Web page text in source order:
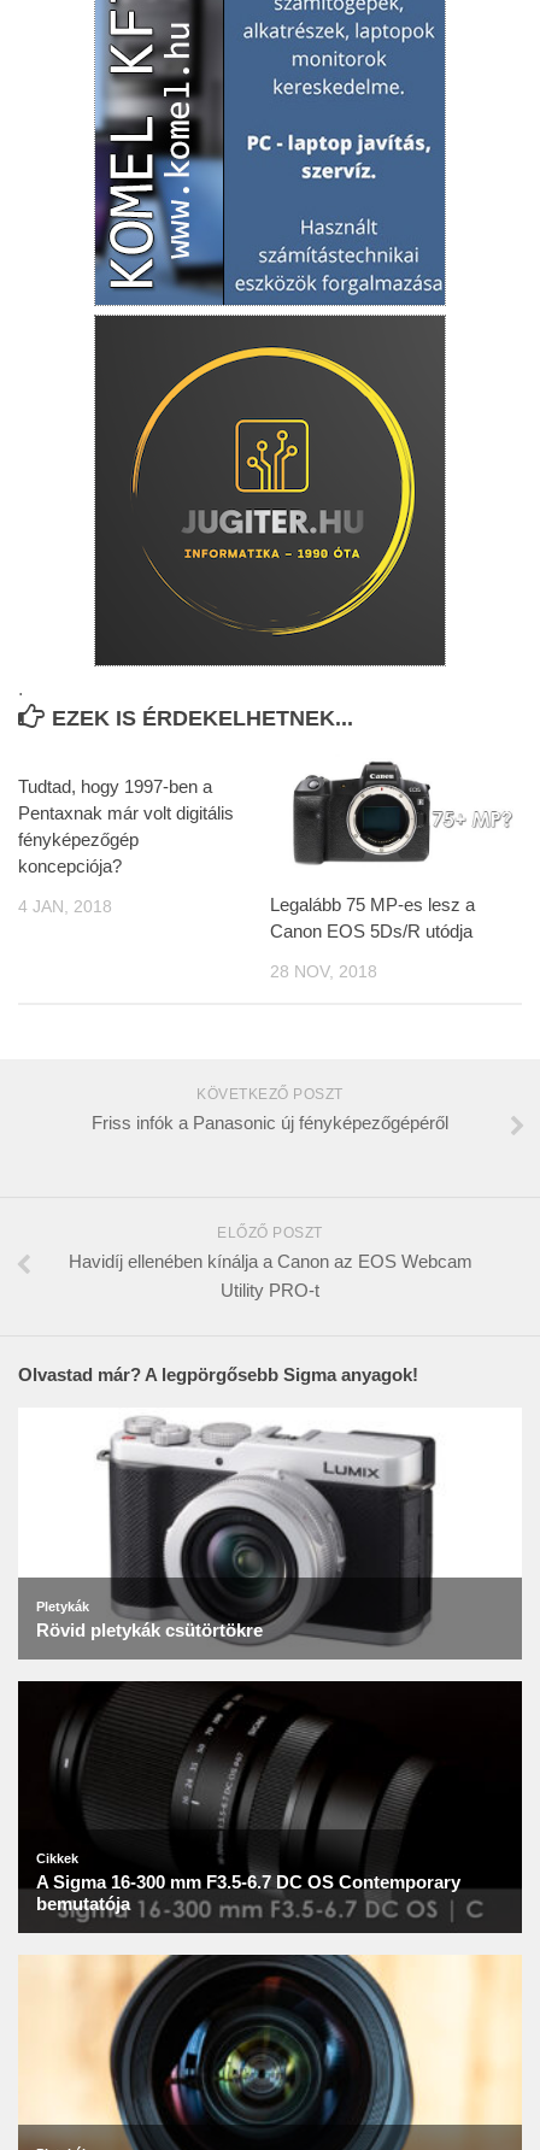
.
EZEK IS ÉRDEKELHETNEK...
Tudtad, hogy 1997-ben a
Pentaxnak már volt digitális
fényképezőgép
koncepciója?
4 JAN, 2018
Legalább 75 MP-es lesz a
Canon EOS 5Ds/R utódja
28 NOV, 2018
KÖVETKEZŐ POSZT
Friss infók a Panasonic új fényképezőgépéről
ELŐZŐ POSZT
Havidíj ellenében kínálja a Canon az EOS Webcam
Utility PRO-t
Olvastad már? A legpörgősebb Sigma anyagok!